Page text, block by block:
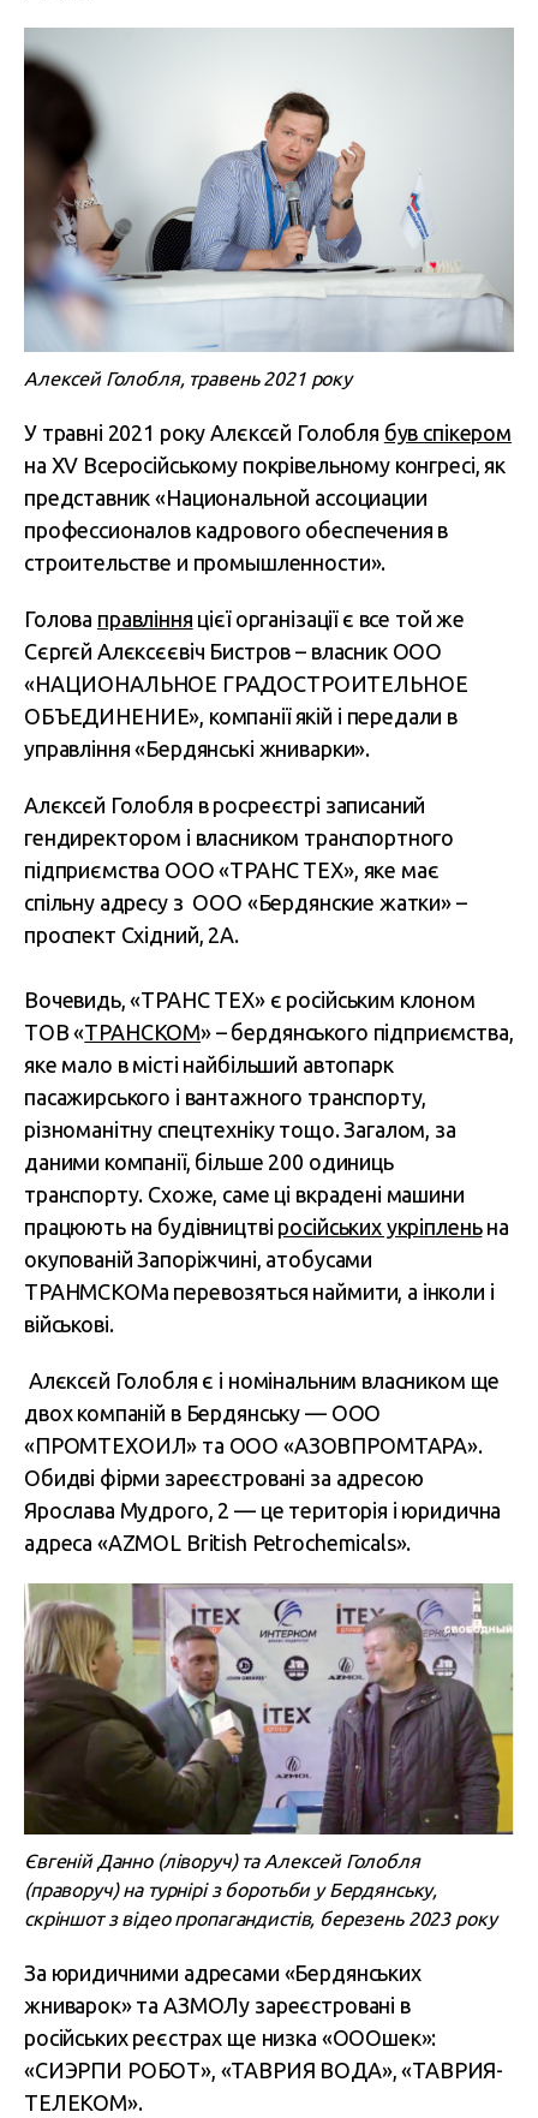
Алексей Голобля, травень 2021 року
У травні 2021 року Алєксєй Голобля був спікером
на XV Всеросійському покрівельному конгресі, як
представник «Национальной ассоциации
профессионалов кадрового обеспечения в
строительстве и промышленности».
Голова правління цієї організації є все той же
Сєргєй Алєксєєвіч Бистров – власник ООО
«НАЦИОНАЛЬНОЕ ГРАДОСТРОИТЕЛЬНОЕ
ОБЪЕДИНЕНИЕ», компанії якій і передали в
управління «Бердянські жниварки».
Алєксєй Голобля в росреєстрі записаний
гендиректором і власником транспортного
підприємства ООО «ТРАНС ТЕХ», яке має
спільну адресу з ООО «Бердянские жатки» –
проспект Східний, 2А.
Вочевидь, «ТРАНС ТЕХ» є російським клоном
ТОВ «ТРАНСКОМ» – бердянського підприємства,
яке мало в місті найбільший автопарк
пасажирського і вантажного транспорту,
різноманітну спецтехніку тощо. Загалом, за
даними компанії, більше 200 одиниць
транспорту. Схоже, саме ці вкрадені машини
працюють на будівництві російських укріпленьна
окупованій Запоріжчині, атобусами
ТРАНМСКОМа перевозяться наймити, а інколи і
військові.
Алєксєй Голобля є і номінальним власником ще
двох компаній в Бердянську — ООО
«ПРОМТЕХОИЛ» та ООО «АЗОВПРОМТАРА».
Обидві фірми зареєстровані за адресою
Ярослава Мудрого, 2 — це територія і юридична
адреса «AZMOL British Petrochemicals».
Євгеній Данно (ліворуч) та Алексей Голобля
(праворуч) на турнірі з боротьби у Бердянську,
скріншот з відео пропагандистів, березень 2023 року
За юридичними адресами «Бердянських
жниварок» та АЗМОЛу зареєстровані в
російських реєстрах ще низка «ОООшек»:
«СИЭРПИ РОБОТ», «ТАВРИЯ ВОДА», «ТАВРИЯ-
ТЕЛЕКОМ».